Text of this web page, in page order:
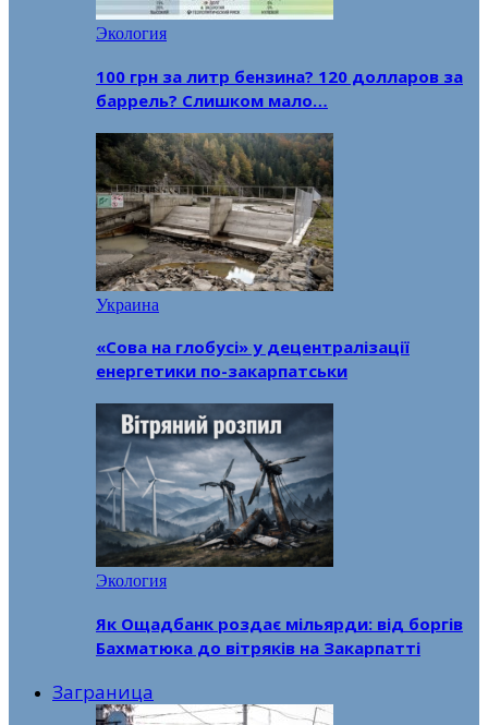
Экология
100 грн за литр бензина? 120 долларов за
баррель? Слишком мало…
Украина
«Сова на глобусі» у децентралізації
енергетики по-закарпатськи
Экология
Як Ощадбанк роздає мільярди: від боргів
Бахматюка до вітряків на Закарпатті
Заграница